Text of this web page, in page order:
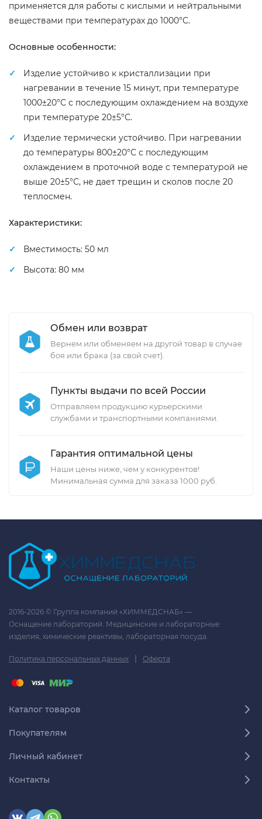
применяется для работы с кислыми и нейтральными
веществами при температурах до 1000°С.
Основные особенности:
Изделие устойчиво к кристаллизации при
нагревании в течение 15 минут, при температуре
1000±20°С с последующим охлаждением на воздухе
при температуре 20±5°С.
Изделие термически устойчиво. При нагревании
до температуры 800±20°С с последующим
охлаждением в проточной воде с температурой не
выше 20±5°С, не дает трещин и сколов после 20
теплосмен.
Характеристики:
Вместимость: 50 мл
Высота: 80 мм
Обмен или возврат
Вернем или обменяем на другой товар в случае
боя или брака (за свой счет).
Пункты выдачи по всей России
Отправляем продукцию курьерскими
службами и транспортными компаниями.
Гарантия оптимальной цены
Наши цены ниже, чем у конкурентов!
Минимальная сумма для заказа 1000 руб.
2016-2026 © Группа компаний «ХИММЕДСНАБ» —
Оснащение лабораторий. Медицинские и лабораторные
изделия, химические реактивы, лабораторная посуда.
Политика персональных данных | Оферта
Каталог товаров
Покупателям
Личный кабинет
Контакты